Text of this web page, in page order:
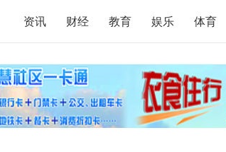
资讯 财经 教育 娱乐 体育